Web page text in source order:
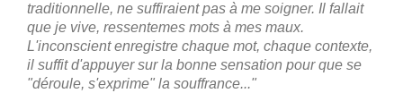
traditionnelle, ne suffiraient pas à me soigner. Il fallait
que je vive, ressentemes mots à mes maux.
L'inconscient enregistre chaque mot, chaque contexte,
il suffit d'appuyer sur la bonne sensation pour que se
"déroule, s'exprime" la souffrance..."